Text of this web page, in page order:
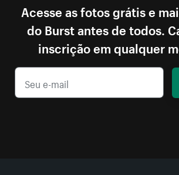
Acesse as fotos grátis e
do Burst antes de todos.
inscrição em qualquer